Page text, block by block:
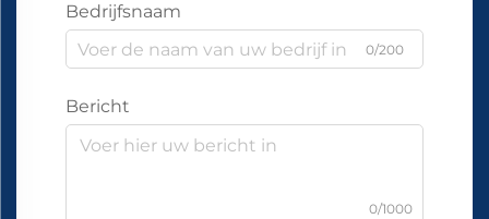
Bedrijfsnaam
0/200
Bericht
0/1000